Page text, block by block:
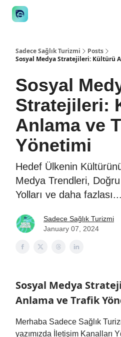
Sadece Sağlık Turizmi
Posts
Sosyal Medya Stratejileri: Kültürü
Sosyal
Stratejileri:
Anlama ve
Yönetimi
Hedef Ülkenin
Medya Trendleri,
Yolları ve daha fazlası...
Sadece Sağlık Turizmi
January 07, 2024
Sosyal Medya
Anlama ve Trafik
Merhaba Sadece Sağlık
yazımızda İletişim Kanalları